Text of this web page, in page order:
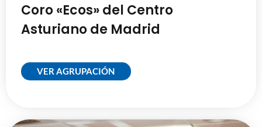
Coro «Ecos» del Centro
Asturiano de Madrid
VER AGRUPACIÓN